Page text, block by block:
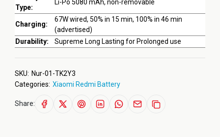
Type:
Li-Po 5080 mAh, non-removable
Charging:
67W wired, 50% in 15 min, 100% in 46 min
(advertised)
Durability:
Supreme Long Lasting for Prolonged use
SKU: Nur-01-TK2Y3
Categories: Xiaomi Redmi Battery
Share: